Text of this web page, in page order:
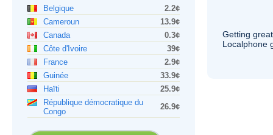
Belgique
2.2¢
Cameroun
13.9¢
Canada
0.3¢
Côte d'Ivoire
39¢
France
2.9¢
Guinée
33.9¢
Haïti
25.9¢
République démocratique du
Congo
26.9¢
Getting
Localphone